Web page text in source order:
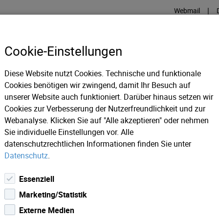
Webmail |
INTERNET TV GLASFASER
2025: Jetzt die nominierten Filme auf unserer
Cookie-Einstellungen
Diese Website nutzt Cookies. Technische und funktionale
Cookies benötigen wir zwingend, damit Ihr Besuch auf
unserer Website auch funktioniert. Darüber hinaus setzen wir
Cookies zur Verbesserung der Nutzerfreundlichkeit und zur
Webanalyse. Klicken Sie auf "Alle akzeptieren" oder nehmen
Sie individuelle Einstellungen vor. Alle
datenschutzrechtlichen Informationen finden Sie unter
Datenschutz.
Essenziell
Marketing/Statistik
Externe Medien